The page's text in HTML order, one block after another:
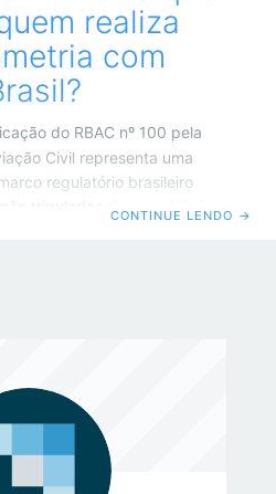
realiza
com
do RBAC nº 100 pela
Civil representa uma
regulatório brasileiro
CONTINUE LENDO →